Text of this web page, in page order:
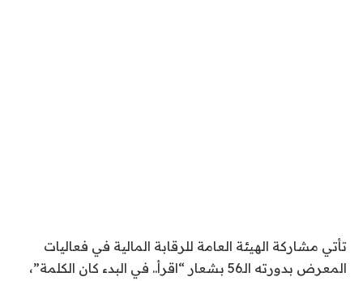
تأتي مشاركة الهيئة العامة للرقابة المالية في فعاليات
المعرض بدورته الـ56 بشعار “اقرأ.. في البدء كان الكلمة”،